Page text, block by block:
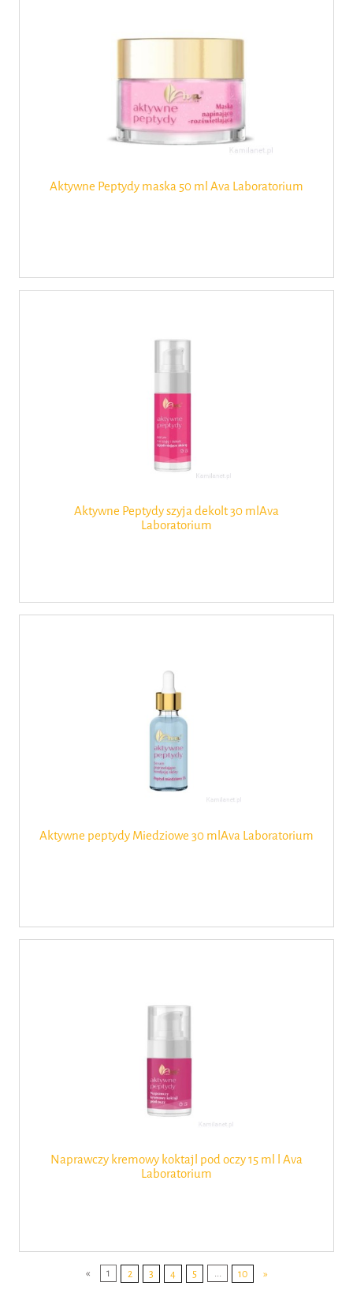
Aktywne Peptydy maska 50 ml Ava Laboratorium
Aktywne Peptydy szyja dekolt 30 mlAva
Laboratorium
Aktywne peptydy Miedziowe 30 mlAva Laboratorium
Naprawczy kremowy koktajl pod oczy 15 ml l Ava
Laboratorium
« 1 2 3 4 5 ... 10 »